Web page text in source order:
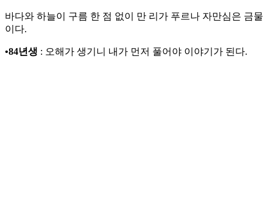
바다와 하늘이 구름 한 점 없이 만 리가 푸르나 자만심은 금물
이다.
•84년생 : 오해가 생기니 내가 먼저 풀어야 이야기가 된다.